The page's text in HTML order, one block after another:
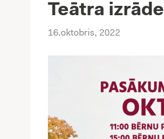
Teātra
16.oktobris, 2022